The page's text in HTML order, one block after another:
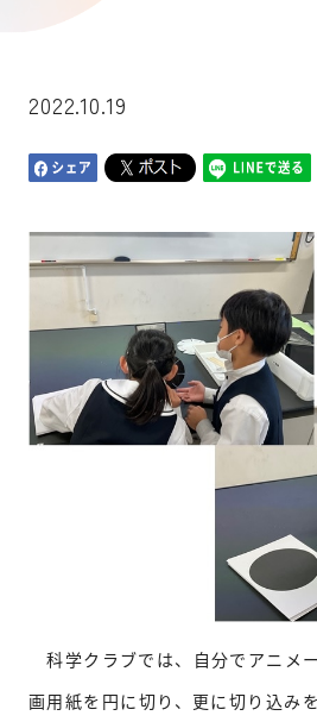
2022.10.19
科学クラブでは、自分でアニメ
画用紙を円に切り、更に切り込み